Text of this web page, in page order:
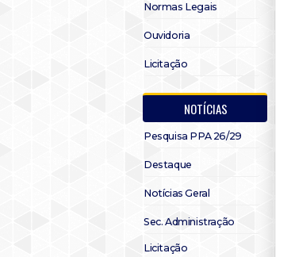
Normas Legais
Ouvidoria
Licitação
NOTÍCIAS
Pesquisa PPA 26/29
Destaque
Notícias Geral
Sec. Administração
Licitação